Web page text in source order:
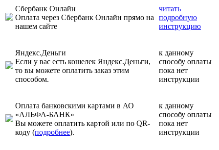
Сбербанк Онлайн
Оплата через Сбербанк Онлайн прямо на
нашем сайте
читать
подробную
инструкцию
Яндекс.Деньги
Если у вас есть кошелек Яндекс.Деньги,
то вы можете оплатить заказ этим
способом.
к данному
способу оплаты
пока нет
инструкции
Оплата банковскими картами в АО
«АЛЬФА-БАНК»
Вы можете оплатить картой или по QR-
коду (подробнее).
к данному
способу оплаты
пока нет
инструкции